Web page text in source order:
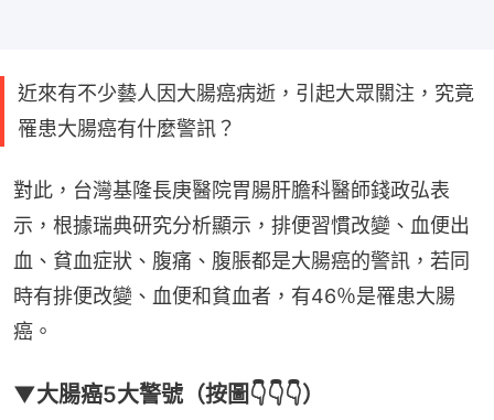
近來有不少藝人因大腸癌病逝，引起大眾關注，究竟
罹患大腸癌有什麼警訊？
對此，台灣基隆長庚醫院胃腸肝膽科醫師錢政弘表
示，根據瑞典研究分析顯示，排便習慣改變、血便出
血、貧血症狀、腹痛、腹脹都是大腸癌的警訊，若同
時有排便改變、血便和貧血者，有46％是罹患大腸
癌。
▼大腸癌5大警號（按圖👇👇👇）